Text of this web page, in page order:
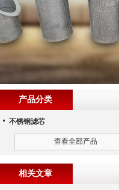
产品分类
不锈钢滤芯
查看全部产品
相关文章